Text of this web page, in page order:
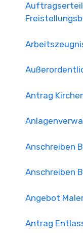
Antrag
Anschreiben
Anschreiben
Angebot
Antrag